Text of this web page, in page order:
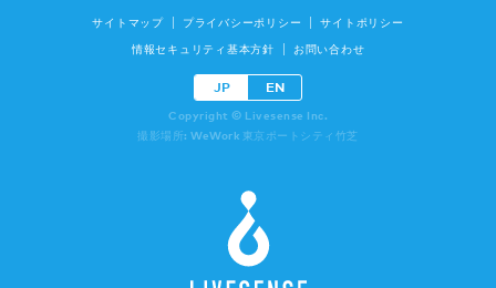
サイトマップ プライバシーポリシー サイトポリシー
情報セキュリティ基本方針 お問い合わせ
JP EN
Copyright © Livesense Inc.
撮影場所: WeWork 東京ポートシティ竹芝